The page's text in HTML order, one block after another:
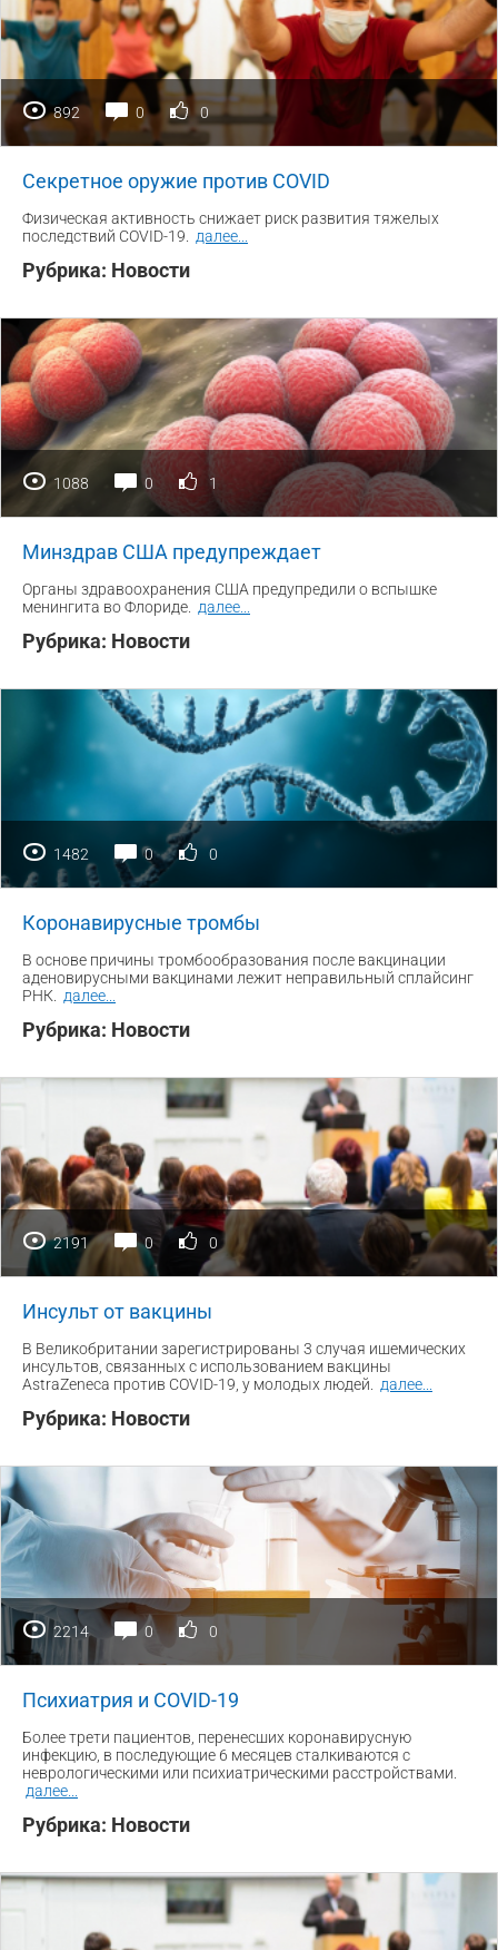
892 0 0
Секретное оружие против COVID
Физическая активность снижает риск развития тяжелых
последствий COVID-19.
далее
Рубрика: Новости
1088 0 1
Минздрав США предупреждает
Органы здравоохранения США предупредили о вспышке
менингита во Флориде.
далее
Рубрика: Новости
1482 0 0
Коронавирусные тромбы
В основе причины тромбообразования после вакцинации
аденовирусными вакцинами лежит неправильный сплайсинг
РНК.
далее
Рубрика: Новости
2191 0 0
Инсульт от вакцины
В Великобритании зарегистрированы 3 случая ишемических
инсультов, связанных с использованием вакцины
AstraZeneca против COVID-19, у молодых людей.
далее
Рубрика: Новости
2214 0 0
Психиатрия и COVID-19
Более трети пациентов, перенесших коронавирусную
инфекцию, в последующие 6 месяцев сталкиваются с
неврологическими или психиатрическими расстройствами.
далее
Рубрика: Новости